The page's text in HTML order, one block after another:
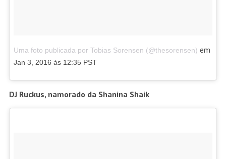
Uma foto publicada por Tobias Sorensen (@thesorensen) em
Jan 3, 2016 às 12:35 PST
DJ Ruckus, namorado da Shanina Shaik